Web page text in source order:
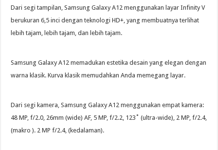
Dari segi tampilan, Samsung Galaxy A12 menggunakan layar Infinity V
berukuran 6,5 inci dengan teknologi HD+, yang membuatnya terlihat
lebih tajam, lebih tajam, dan lebih tajam.
Samsung Galaxy A12 memadukan estetika desain yang elegan dengan
warna klasik. Kurva klasik memudahkan Anda memegang layar.
Dari segi kamera, Samsung Galaxy A12 menggunakan empat kamera:
48 MP, f/2.0, 26mm (wide) AF, 5 MP, f/2.2, 123˚ (ultra-wide), 2 MP, f/2.4,
(makro ). 2 MP f/2.4, (kedalaman).